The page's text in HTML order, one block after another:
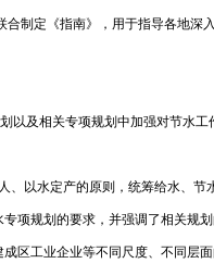
制定《指南》，用于指导各地深
及相关专项规划中加强对节水工
、以水定产的原则，统筹给水、节
项规划的要求，并强调了相关规
区工业企业等不同尺度、不同层